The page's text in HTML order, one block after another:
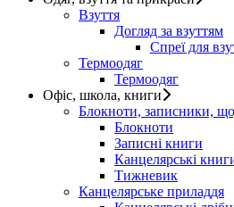
Взуття
Догляд за взуттям
Спреї для
Термоодяг
Термоодяг
Офіс, школа, книги
Блокноти, записники,
Блокноти
Записні книги
Канцелярські
Тижневик
Канцелярське приладдя